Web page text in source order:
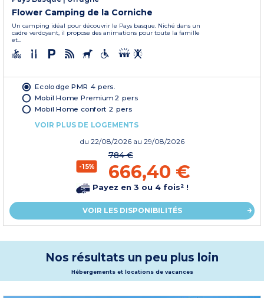
Flower Camping de la Corniche
Un camping idéal pour découvrir le Pays basque. Niché dans un
cadre verdoyant, il propose des animations pour toute la famille
et...
Ecolodge PMR 4 pers.
Mobil Home Premium 2 pers
Mobil Home confort 2 pers
VOIR PLUS DE LOGEMENTS
du 22/08/2026 au 29/08/2026
-15%
784 €
666,40 €
Payez en 3 ou 4 fois² !
VOIR LES DISPONIBILITÉS
Nos résultats un peu plus loin
Hébergements et locations de vacances